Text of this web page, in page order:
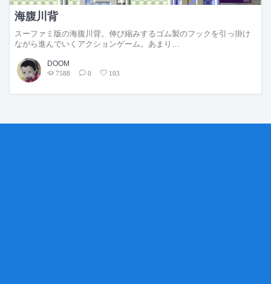
海腹川背
スーファミ版の海腹川背。伸び縮みするゴム製のフックを引っ掛け
ながら進んでいくアクションゲーム。あまり…
DOOM
7588 0 103